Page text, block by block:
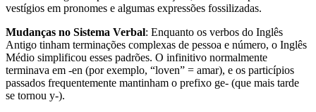
vestígios em pronomes e algumas expressões fossilizadas.
Mudanças no Sistema Verbal: Enquanto os verbos do Inglês
Antigo tinham terminações complexas de pessoa e número, o Inglês
Médio simplificou esses padrões. O infinitivo normalmente
terminava em -en (por exemplo, “loven” = amar), e os particípios
passados frequentemente mantinham o prefixo ge- (que mais tarde
se tornou y-).